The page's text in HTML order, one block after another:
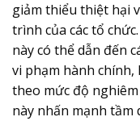
giảm thiểu thiệt hại
trình của các tổ
này có thể dẫn đến
vi phạm hành chính,
theo mức độ
này nhấn mạnh tầm